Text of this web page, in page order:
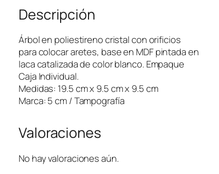
n
t
d
a
d
Descripción
Árbol en poliestireno cristal con orificios
para colocar aretes, base en MDF pintada en
laca catalizada de color blanco. Empaque
Caja Individual.
Medidas: 19.5 cm x 9.5 cm x 9.5 cm
Marca: 5 cm / Tampografía
Valoraciones
No hay valoraciones aún.